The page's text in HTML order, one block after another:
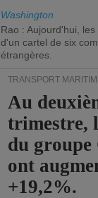
Washington
Rao : Aujourd'hui,
d'un cartel de six
étrangères.
TRANSPORT
Au
trimestre,
du
ont
+19,2%.